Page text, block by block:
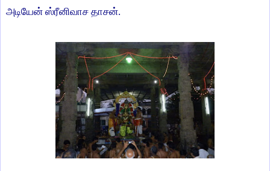
அடியேன் ஸ்ரீனிவாச தாசன்.